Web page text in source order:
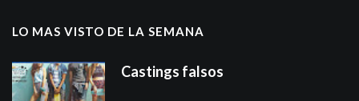
LO MAS VISTO DE LA SEMANA
Castings falsos